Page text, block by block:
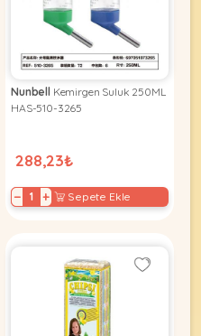
Nunbell
Kemirgen Suluk 250ML
HAS-510-3265
288,23₺
− + Sepete Ekle